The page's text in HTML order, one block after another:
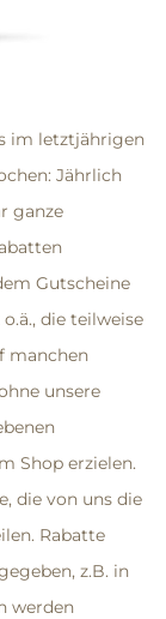
im letztjährigen
Jährlich
ganze
Gutscheine
die teilweise
manchen
unsere
Shop erzielen.
die von uns die
Rabatte
z.B. in
werden